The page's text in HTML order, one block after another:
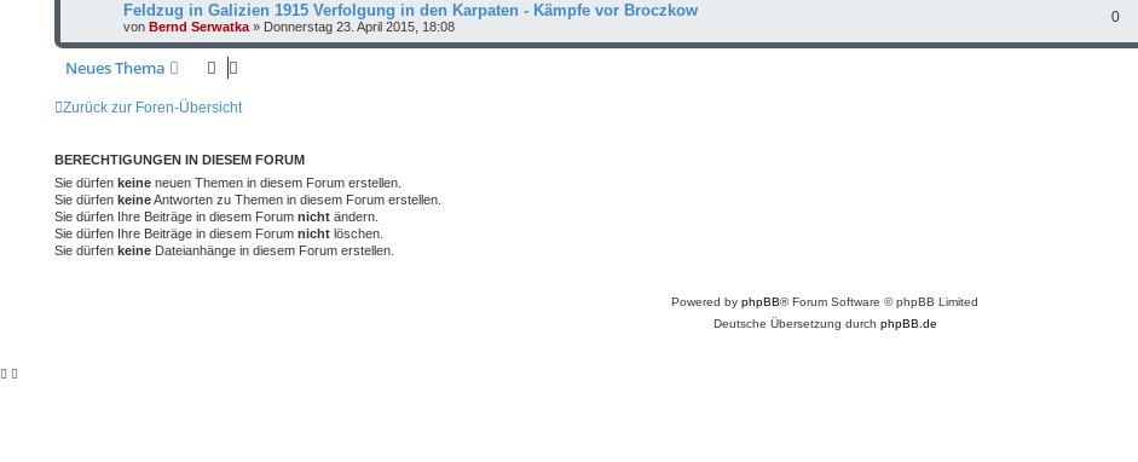
Feldzug in Galizien 1915 Verfolgung in den Karpaten - Kämpfe vor Broczkow
von Bernd Serwatka » Donnerstag 23. April 2015, 18:08
0
Neues Thema
Zurück zur Foren-Übersicht
BERECHTIGUNGEN IN DIESEM FORUM
Sie dürfen keine neuen Themen in diesem Forum erstellen.
Sie dürfen keineAntworten zu Themen in diesem Forum erstellen.
Sie dürfen Ihre Beiträge in diesem Forum nicht ändern.
Sie dürfen Ihre Beiträge in diesem Forum nicht löschen.
Sie dürfen keine Dateianhänge in diesem Forum erstellen.
Powered by phpBB® Forum Software © phpBB Limited
Deutsche Übersetzung durch phpBB.de